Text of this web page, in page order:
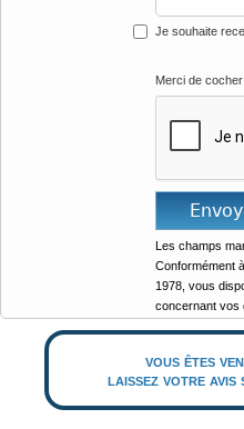
Je souhaite
Merci de
Les champs
Conformément
1978, vous
concernant vos
vous êtes
laissez votre